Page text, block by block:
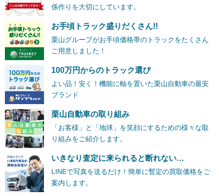
係作りを大切にしています。
お手頃トラック盛りだくさん!!
栗山グループがお手頃価格帯のトラックをたくさん
ご用意しました！
100万円からのトラック選び
よい品！安く！機能に軸を置いた栗山自動車の最安
ブランド
栗山自動車の取り組み
「お客様」と「地球」を笑顔にするための様々な取
り組みをご紹介します。
いきなり査定に来られると断れない…
LINEで写真を送るだけ！簡単に暫定の買取価格をご
案内します。